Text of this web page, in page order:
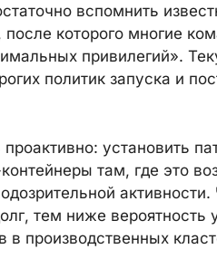
вспомнить
которого многие
привилегий».
политик запуска и
установить
там, где это
тем ниже вероятность
в производственных